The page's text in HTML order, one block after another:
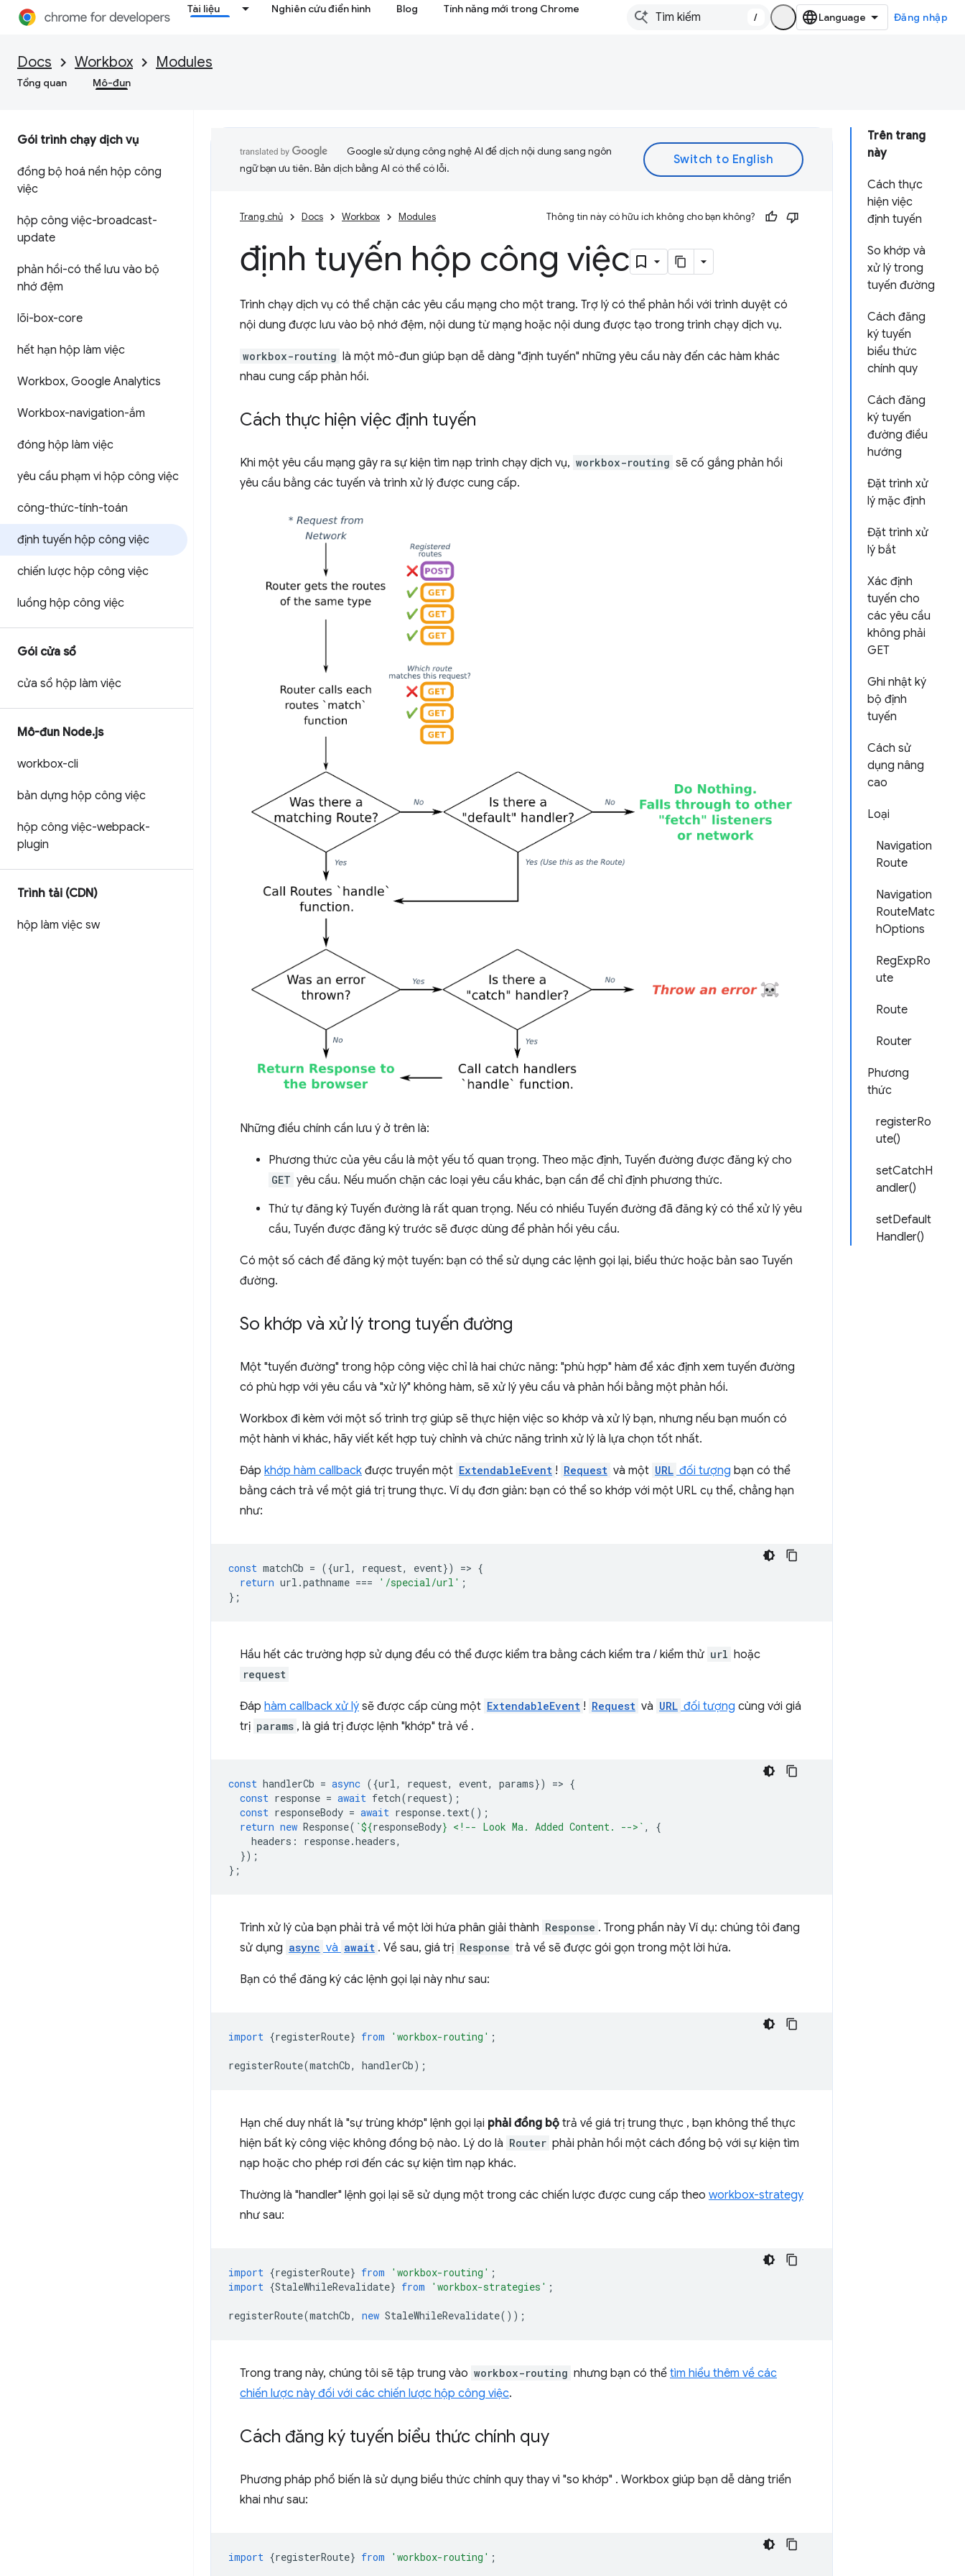
Tài liệu Nghiên cứu điển hình Blog Tính năng mới trong Chrome
/ Đăng nhập
Docs Workbox Modules
Tổng quan Mô-đun
Gói trình chạy dịch vụ
đồng bộ hoá nền hộp công
việc
hộp công việc-broadcast-
update
phản hồi-có thể lưu vào bộ
nhớ đệm
lõi-box-core
hết hạn hộp làm việc
Workbox, Google Analytics
Workbox-navigation-ắm
đóng hộp làm việc
yêu cầu phạm vi hộp công việc
công-thức-tính-toán
định tuyến hộp công việc
chiến lược hộp công việc
luồng hộp công việc
Gói cửa sổ
cửa sổ hộp làm việc
Mô-đun Node.js
workbox-cli
bản dựng hộp công việc
hộp công việc-webpack-
plugin
Trình tải (CDN)
hộp làm việc sw
Trên trang
này
Cách thực
hiện việc
định tuyến
So khớp và
xử lý trong
tuyến đường
Cách đăng
ký tuyến
biểu thức
chính quy
Cách đăng
ký tuyến
đường điều
hướng
Đặt trình xử
lý mặc định
Đặt trình xử
lý bắt
Xác định
tuyến cho
các yêu cầu
không phải
GET
Ghi nhật ký
bộ định
tuyến
Cách sử
dụng nâng
cao
Loại
Navigation
Route
Navigation
RouteMatc
hOptions
RegExpRo
ute
Route
Router
Phương
thức
registerRo
ute()
setCatchH
andler()
setDefault
Handler()
Google sử dụng công nghệ AI để dịch nội dung sang ngôn
ngữ bạn ưu tiên. Bản dịch bằng AI có thể có lỗi.
Trang chủ Docs Workbox Modules Thông tin này có hữu ích không cho bạn không?
định tuyến hộp công việc
Trình chạy dịch vụ có thể chặn các yêu cầu mạng cho một trang. Trợ lý có thể phản hồi với trình duyệt có
nội dung được lưu vào bộ nhớ đệm, nội dung từ mạng hoặc nội dung được tạo trong trình chạy dịch vụ.
workbox-routing là một mô-đun giúp bạn dễ dàng "định tuyến" những yêu cầu này đến các hàm khác
nhau cung cấp phản hồi.
Cách thực hiện việc định tuyến
Khi một yêu cầu mạng gây ra sự kiện tìm nạp trình chạy dịch vụ, workbox-routing sẽ cố gắng phản hồi
yêu cầu bằng các tuyến và trình xử lý được cung cấp.
Những điều chính cần lưu ý ở trên là:
Phương thức của yêu cầu là một yếu tố quan trọng. Theo mặc định, Tuyến đường được đăng ký cho
GET yêu cầu. Nếu muốn chặn các loại yêu cầu khác, bạn cần để chỉ định phương thức.
Thứ tự đăng ký Tuyến đường là rất quan trọng. Nếu có nhiều Tuyến đường đã đăng ký có thể xử lý yêu
cầu, Tuyến được đăng ký trước sẽ được dùng để phản hồi yêu cầu.
Có một số cách để đăng ký một tuyến: bạn có thể sử dụng các lệnh gọi lại, biểu thức hoặc bản sao Tuyến
đường.
So khớp và xử lý trong tuyến đường
Một "tuyến đường" trong hộp công việc chỉ là hai chức năng: "phù hợp" hàm để xác định xem tuyến đường
có phù hợp với yêu cầu và "xử lý" không hàm, sẽ xử lý yêu cầu và phản hồi bằng một phản hồi.
Workbox đi kèm với một số trình trợ giúp sẽ thực hiện việc so khớp và xử lý bạn, nhưng nếu bạn muốn có
một hành vi khác, hãy viết kết hợp tuỳ chỉnh và chức năng trình xử lý là lựa chọn tốt nhất.
Đáp khớp hàm callback được truyền một ExtendableEvent ! Request và một URL đối tượng bạn có thể
bằng cách trả về một giá trị trung thực. Ví dụ đơn giản: bạn có thể so khớp với một URL cụ thể, chẳng hạn
như:
const matchCb = ({url, request, event}) => {
return url .pathname === '/special/url' ;
};
Hầu hết các trường hợp sử dụng đều có thể được kiểm tra bằng cách kiểm tra / kiểm thử url hoặc
request
Đáp hàm callback xử lý sẽ được cấp cùng một ExtendableEvent ! Request và URL đối tượng cùng với giá
trị params , là giá trị được lệnh "khớp" trả về .
const handlerCb = async ({url, request, event, params}) => {
const response = await fetch(request);
const responseBody = await response. text();
return new Response( `${responseBody} <!-- Look Ma. Added Content. -->` ,
{
headers : response.headers,
});
};
Trình xử lý của bạn phải trả về một lời hứa phân giải thành Response . Trong phần này Ví dụ: chúng tôi đang
sử dụng async và await . Về sau, giá trị Response trả về sẽ được gói gọn trong một lời hứa.
Bạn có thể đăng ký các lệnh gọi lại này như sau:
import {registerRoute} from 'workbox-routing' ;
registerRoute(matchCb, handlerCb);
Hạn chế duy nhất là "sự trùng khớp" lệnh gọi lại phải đồng bộ trả về giá trị trung thực , bạn không thể thực
hiện bất kỳ công việc không đồng bộ nào. Lý do là Router phải phản hồi một cách đồng bộ với sự kiện tìm
nạp hoặc cho phép rơi đến các sự kiện tìm nạp khác.
Thường là "handler" lệnh gọi lại sẽ sử dụng một trong các chiến lược được cung cấp theo workbox-strategy
như sau:
import {registerRoute} from 'workbox-routing' ;
import {StaleWhileRevalidate} from 'workbox-strategies' ;
registerRoute(matchCb, new StaleWhileRevalidate());
Trong trang này, chúng tôi sẽ tập trung vào workbox-routing nhưng bạn có thể tìm hiểu thêm về các
chiến lược này đối với các chiến lược hộp công việc.
Cách đăng ký tuyến biểu thức chính quy
Phương pháp phổ biến là sử dụng biểu thức chính quy thay vì "so khớp" . Workbox giúp bạn dễ dàng triển
khai như sau:
import {registerRoute} from 'workbox-routing' ;